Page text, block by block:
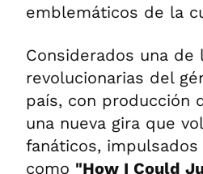
emblemáticos de la
Considerados una
revolucionarias del
país, con producción
una nueva gira que
fanáticos,
como "How I Could